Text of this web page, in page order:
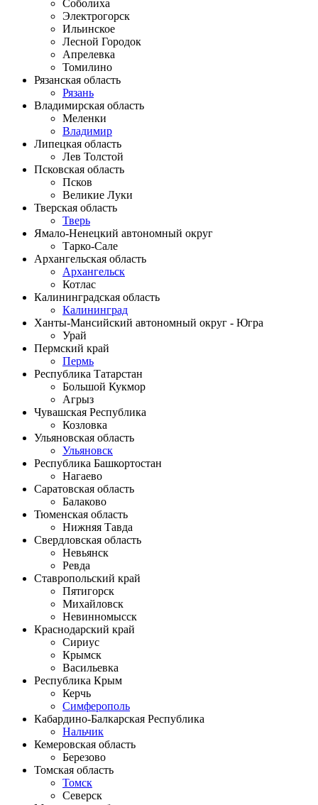
Соболиха
Электрогорск
Ильинское
Лесной Городок
Апрелевка
Томилино
Рязанская область
Рязань
Владимирская область
Меленки
Владимир
Липецкая область
Лев Толстой
Псковская область
Псков
Великие Луки
Тверская область
Тверь
Ямало-Ненецкий автономный округ
Тарко-Сале
Архангельская область
Архангельск
Котлас
Калининградская область
Калининград
Ханты-Мансийский автономный округ - Югра
Урай
Пермский край
Пермь
Республика Татарстан
Большой Кукмор
Агрыз
Чувашская Республика
Козловка
Ульяновская область
Ульяновск
Республика Башкортостан
Нагаево
Саратовская область
Балаково
Тюменская область
Нижняя Тавда
Свердловская область
Невьянск
Ревда
Ставропольский край
Пятигорск
Михайловск
Невинномысск
Краснодарский край
Сириус
Крымск
Васильевка
Республика Крым
Керчь
Симферополь
Кабардино-Балкарская Республика
Нальчик
Кемеровская область
Березово
Томская область
Томск
Северск